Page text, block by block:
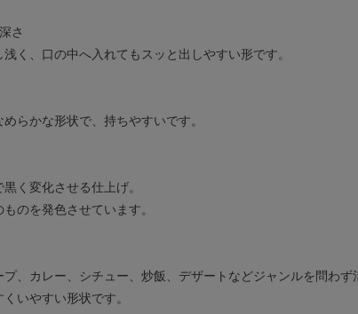
さ
く、口の中へ入れてもスッと出しやすい形です。
らかな形状で、持ちやすいです。
く変化させる仕上げ。
のを発色させています。
、カレー、シチュー、炒飯、デザートなどジャンルを問わず
いやすい形状です。